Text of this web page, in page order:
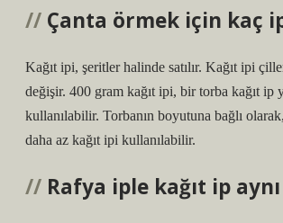
Çanta örmek için kaç
Kağıt ipi, şeritler halinde satılır. Kağıt ipi
değişir. 400 gram kağıt ipi, bir torba kağıt ip
kullanılabilir. Torbanın boyutuna bağlı
daha az kağıt ipi kullanılabilir.
Rafya iple kağıt ip aynı